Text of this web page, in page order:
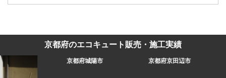
京都府のエコキュート販売・施工実績
京都府京田辺市 京都府宇治市